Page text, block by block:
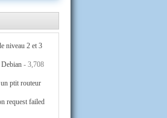
niveau 2 et 3
- 3,708
ptit routeur
request failed